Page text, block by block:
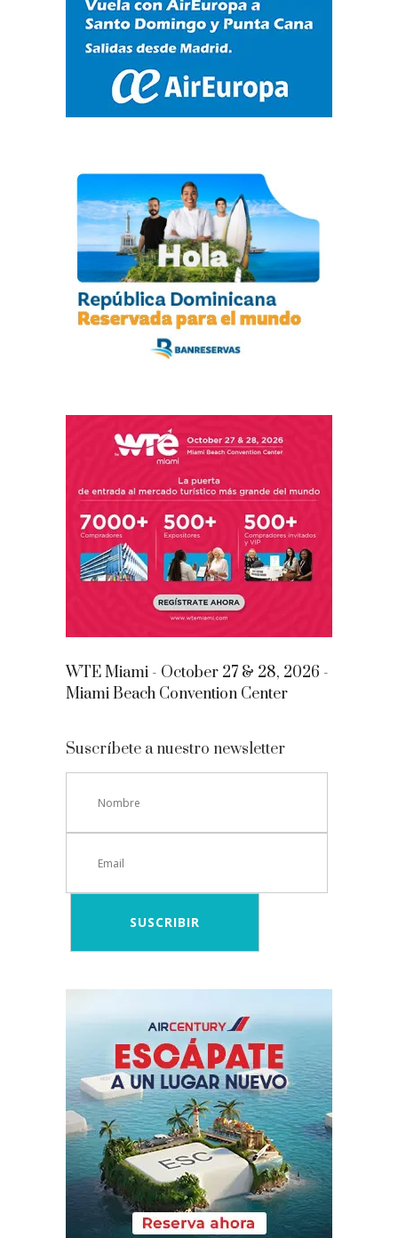
WTE Miami - October 27 & 28, 2026 -
Miami Beach Convention Center
Suscríbete a nuestro newsletter